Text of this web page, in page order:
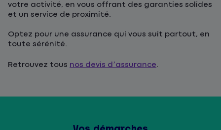
votre activité, en vous offrant des garanties solides
et un service de proximité.
Optez pour une assurance qui vous suit partout, en
toute sérénité.
Retrouvez tous nos devis d’assurance.